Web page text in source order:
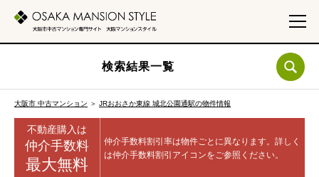
検索結果一覧
大阪市 中古マンション ＞ JRおおさか東線 城北公園通駅の物件情報
不動産購入は
仲介手数料
最大無料
仲介手数料割引率は物件ごとに異なります。 詳しく
は仲介手数料割引アイコンをご参照ください。